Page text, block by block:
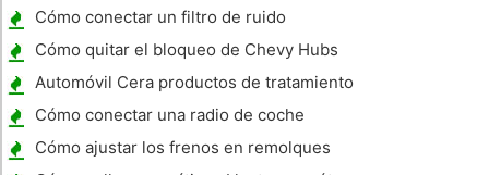
de freno de remolque
Cómo conectar un filtro de ruido
Cómo quitar el bloqueo de Chevy Hubs
Automóvil Cera productos de tratamiento
Cómo conectar una radio de coche
inteligente
Cómo ajustar los frenos en remolques